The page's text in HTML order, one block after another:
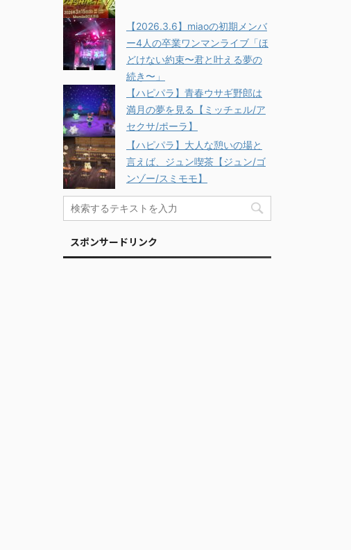
【2026.3.6】miaoの初期メンバ
ー4人の卒業ワンマンライブ「ほ
どけない約束〜君と叶える夢の
続き〜」
【ハピパラ】青春ウサギ野郎は
満月の夢を見る【ミッチェル/ア
セクサ/ポーラ】
【ハピパラ】大人な憩いの場と
言えば、ジュン喫茶【ジュン/ゴ
ンゾー/スミモモ】
スポンサードリンク